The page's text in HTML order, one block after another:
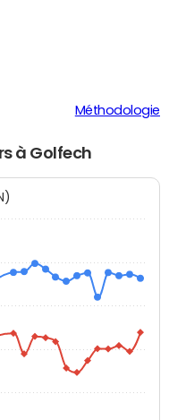
Méthodologie
à Golfech